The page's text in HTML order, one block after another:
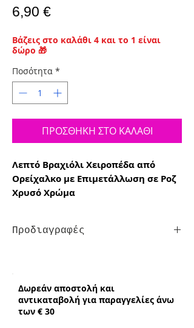
6,90 €Τιμή
Βάζεις στο καλάθι 4 και το 1 είναι
δώρο 🎁
Ποσότητα *
ΠΡΟΣΘΗΚΗ ΣΤΟ ΚΑΛΑΘΙ
Λεπτό Βραχιόλι Χειροπέδα από
Ορείχαλκο με Επιμετάλλωση σε Ροζ
Χρυσό Χρώμα
Προδιαγραφές
Δωρεάν αποστολή και
αντικαταβολή για παραγγελίες άνω
των € 30